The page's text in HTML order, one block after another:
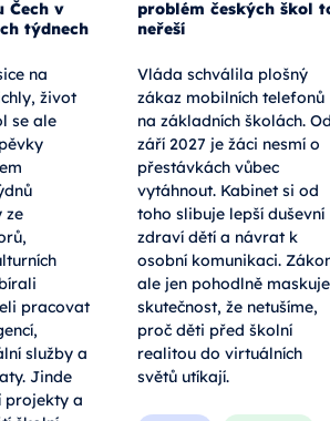
Čech v
týdnech
na
život
se ale
ze
pracovat
služby a
Jinde
projekty a
problém českých škol
neřeší
Vláda schválila plošný
zákaz mobilních telefonů
na základních školách.
září 2027 je žáci nesmí o
přestávkách vůbec
vytáhnout. Kabinet si od
toho slibuje lepší duševní
zdraví dětí a návrat k
osobní komunikaci.
ale jen pohodlně maskuje
skutečnost, že netušíme,
proč děti před školní
realitou do virtuálních
světů utíkají.